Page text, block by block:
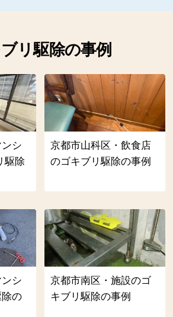
リ駆除の事例
シ
駆除
京都市山科区・飲食店
のゴキブリ駆除の事例
シ
除の
京都市南区・施設のゴ
キブリ駆除の事例